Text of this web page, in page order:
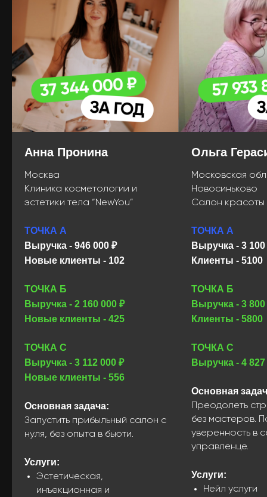
Анна Пронина
Москва
Клиника косметологии и
эстетики тела “NewYou”
ТОЧКА А
Выручка - 946 000 ₽
Новые клиенты - 102
ТОЧКА Б
Выручка - 2 160 000 ₽
Новые клиенты - 425
ТОЧКА С
Выручка - 3 112 000 ₽
Новые клиенты - 556
Основная задача:
Запустить прибыльный салон с
нуля, без опыта в бьюти.
Услуги:
Эстетическая,
инъекционная и
Ольга
Московская
Новосиньково
Салон красоты
ТОЧКА А
Выручка - 3 100
Клиенты - 5100
ТОЧКА Б
Выручка - 3 800
Клиенты - 5800
ТОЧКА С
Выручка - 4 827
Основная
Преодолеть
без мастеров.
уверенность в
управленце.
Услуги:
Нейл услуги
Абсолютная
гарантия
Если вы не получите результат,
можете сделать возврат или
работать с нами дальше до
результата бесплатно.